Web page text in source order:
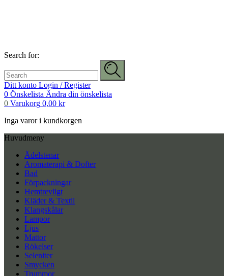
Search for:
Ditt konto Login / Register
0 Önskelista Ändra din önskelista
0 Varukorg 0,00 kr
Inga varor i kundkorgen
Huvudmeny
Ädelstenar
Aromaterapi & Dofter
Bad
Förpackningar
Hemtrevligt
Kläder & Textil
Klangskålar
Lampor
Ljus
Mattor
Rökelser
Seleniter
Smycken
Trummor